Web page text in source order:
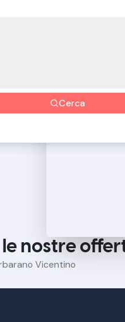
Cerca
nostre
Vicentino